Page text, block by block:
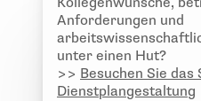
Anforderungen und
unter einen Hut?
>> Besuchen Sie
Dienstplangestaltung